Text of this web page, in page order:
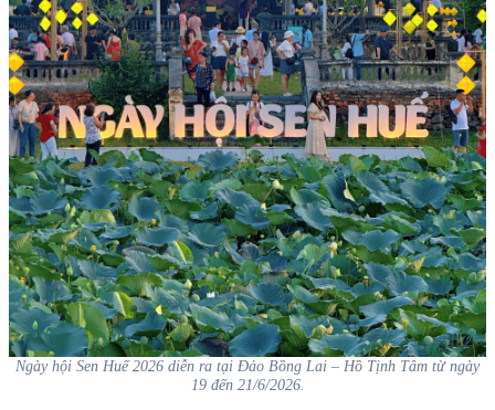
Ngày hội Sen Huế 2026 diễn ra tại Đảo Bồng Lai – Hồ Tịnh Tâm từ ngày
19 đến 21/6/2026.